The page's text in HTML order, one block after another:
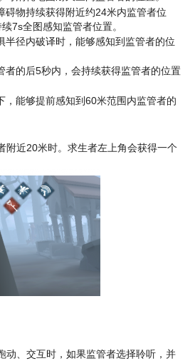
碍物持续获得附近约24米内监管者位
7s全图感知监管者位置。
半径内破译时，能够感知到监管者的位
者的后5秒内，会持续获得监管者的位置
，能够提前感知到60米范围内监管者的
附近20米时。求生者左上角会获得一个
动、交互时，如果监管者选择聆听，并